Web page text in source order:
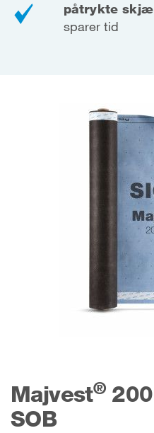
påtrykte
sparer tid
Majvest®200
SOB